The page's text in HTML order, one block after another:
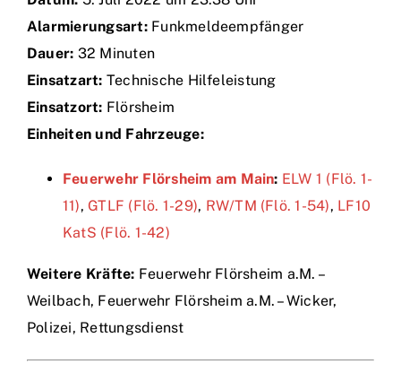
Technik
Alarmierungsart:Funkmeldeempfänger
Dauer: 32 Minuten
Einsatzart: Technische Hilfeleistung
Einsatzort: Flörsheim
Einheiten und Fahrzeuge:
Feuerwehr Flörsheim am Main: ELW 1 (Flö. 1-
11), GTLF (Flö. 1-29), RW/TM (Flö. 1-54), LF10
KatS (Flö. 1-42)
Weitere Kräfte: Feuerwehr Flörsheim a.M. –
Weilbach, Feuerwehr Flörsheim a.M. – Wicker,
Polizei, Rettungsdienst